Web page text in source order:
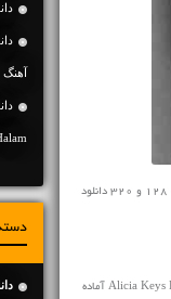
مخاطبین محترم رسانه ی نفیس موزیک آهنگ خارجی جدید ♬ Raise A Man Alicia Keys ♬ را در ادامه با سرعت بالا با کیفیت 128 و 320 دانلود
برای صاحبان وبلاگ و سایت که تمایل به پخش آنلاین این اهنگ در سایت یا وبلاگشان دارند کد پخش آنلاین آهنگ Alicia Keys Raise A Man آماده
آهنگ